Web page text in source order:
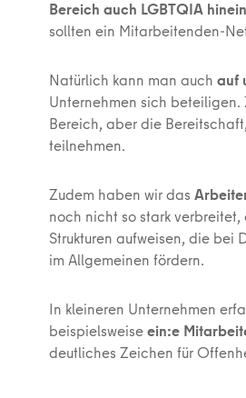
Bereich auch LGBTQIA
sollten ein Mitarbeitenden-
Natürlich kann man auch auf
Unternehmen sich
Bereich, aber die
teilnehmen.
Zudem haben wir das
noch nicht so stark
Strukturen aufweisen, die bei
im Allgemeinen fördern.
In kleineren Unternehmen
beispielsweiseein:e
deutliches Zeichen für